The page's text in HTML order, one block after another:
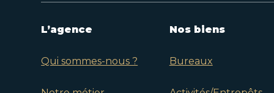
L’agence
Qui sommes-nous ?
Nos biens
Bureaux